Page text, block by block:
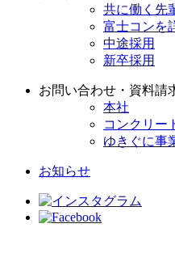
共に働く先
富士コンを
中途採用
新卒採用
お問い合わせ・資料請
本社
コンクリー
ゆきぐに事
お知らせ